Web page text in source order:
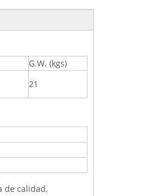
G.W. (kgs)
21
de calidad,